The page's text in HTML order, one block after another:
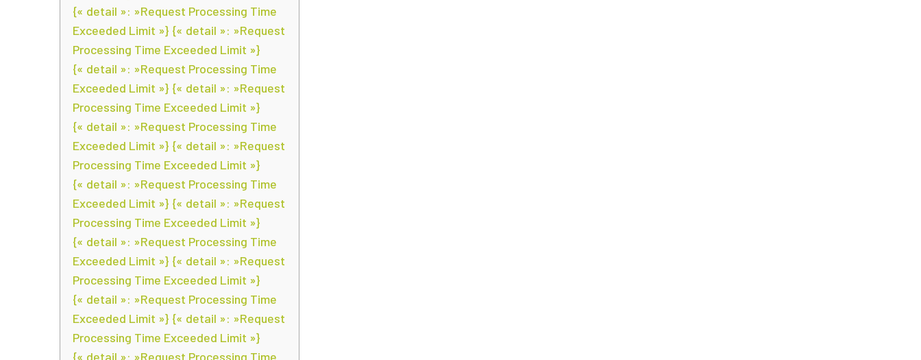
{« detail »: »Request Processing Time
Exceeded Limit »} {« detail »: »Request
Processing Time Exceeded Limit »}
{« detail »: »Request Processing Time
Exceeded Limit »} {« detail »: »Request
Processing Time Exceeded Limit »}
{« detail »: »Request Processing Time
Exceeded Limit »} {« detail »: »Request
Processing Time Exceeded Limit »}
{« detail »: »Request Processing Time
Exceeded Limit »} {« detail »: »Request
Processing Time Exceeded Limit »}
{« detail »: »Request Processing Time
Exceeded Limit »} {« detail »: »Request
Processing Time Exceeded Limit »}
{« detail »: »Request Processing Time
Exceeded Limit »} {« detail »: »Request
Processing Time Exceeded Limit »}
{« detail »: »Request Processing Time